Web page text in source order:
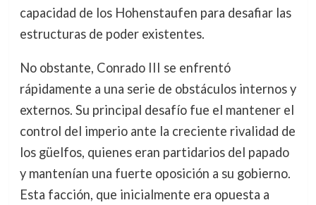
capacidad de los Hohenstaufen para desafiar las
estructuras de poder existentes.
No obstante, Conrado III se enfrentó
rápidamente a una serie de obstáculos internos y
externos. Su principal desafío fue el mantener el
control del imperio ante la creciente rivalidad de
los güelfos, quienes eran partidarios del papado
y mantenían una fuerte oposición a su gobierno.
Esta facción, que inicialmente era opuesta a